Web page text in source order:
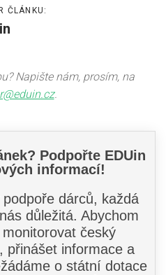
ČLÁNKU:
Napište nám, prosím, na
.